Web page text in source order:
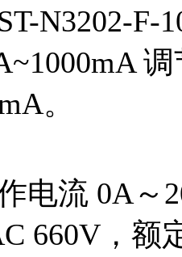
N3202-F-
。
电流 0A～
660V，额